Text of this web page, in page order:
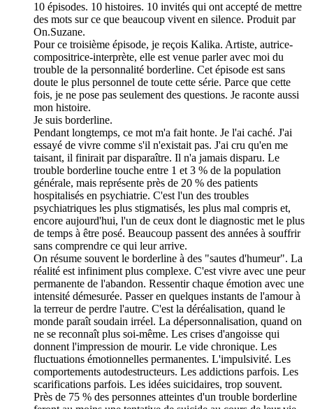
10 épisodes. 10 histoires. 10 invités qui ont accepté de mettre
des mots sur ce que beaucoup vivent en silence. Produit par
On.Suzane.
Pour ce troisième épisode, je reçois Kalika. Artiste, autrice-
compositrice-interprète, elle est venue parler avec moi du
trouble de la personnalité borderline. Cet épisode est sans
doute le plus personnel de toute cette série. Parce que cette
fois, je ne pose pas seulement des questions. Je raconte aussi
mon histoire.
Je suis borderline.
Pendant longtemps, ce mot m'a fait honte. Je l'ai caché. J'ai
essayé de vivre comme s'il n'existait pas. J'ai cru qu'en me
taisant, il finirait par disparaître. Il n'a jamais disparu. Le
trouble borderline touche entre 1 et 3 % de la population
générale, mais représente près de 20 % des patients
hospitalisés en psychiatrie. C'est l'un des troubles
psychiatriques les plus stigmatisés, les plus mal compris et,
encore aujourd'hui, l'un de ceux dont le diagnostic met le plus
de temps à être posé. Beaucoup passent des années à souffrir
sans comprendre ce qui leur arrive.
On résume souvent le borderline à des "sautes d'humeur". La
réalité est infiniment plus complexe. C'est vivre avec une peur
permanente de l'abandon. Ressentir chaque émotion avec une
intensité démesurée. Passer en quelques instants de l'amour à
la terreur de perdre l'autre. C'est la déréalisation, quand le
monde paraît soudain irréel. La dépersonnalisation, quand on
ne se reconnaît plus soi-même. Les crises d'angoisse qui
donnent l'impression de mourir. Le vide chronique. Les
fluctuations émotionnelles permanentes. L'impulsivité. Les
comportements autodestructeurs. Les addictions parfois. Les
scarifications parfois. Les idées suicidaires, trop souvent.
Près de 75 % des personnes atteintes d'un trouble borderline